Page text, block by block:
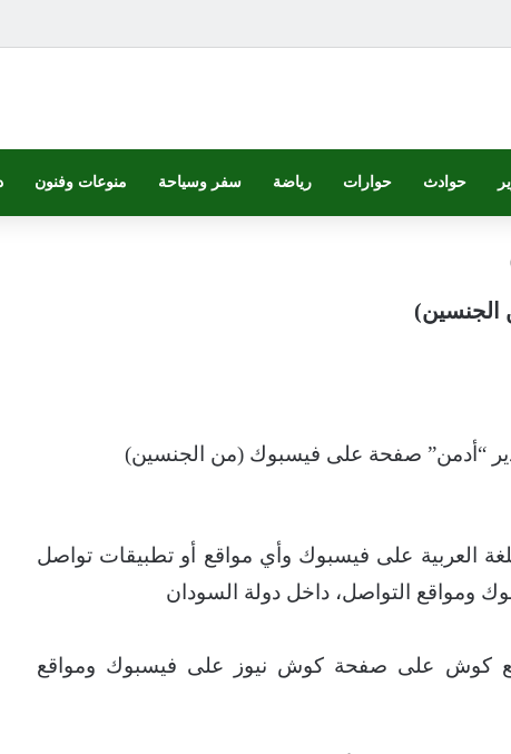
حوادث حوارات رياضة سفر وسياحة منوعات وفنون
الجنسين)
“أدمن” صفحة على فيسبوك (من الجنسين)
العربية على فيسبوك وأي مواقع أو تطبيقات تواصل
ومواقع التواصل، داخل دولة السودان
كوش على صفحة كوش نيوز على فيسبوك ومواقع